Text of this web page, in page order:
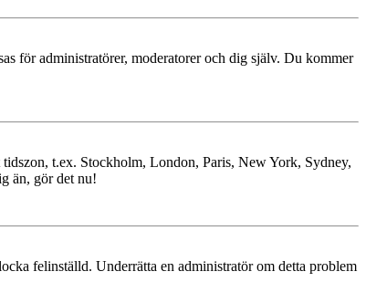
för administratörer, moderatorer och dig själv. Du kommer
t.ex. Stockholm, London, Paris, New York, Sydney,
än, gör det nu!
felinställd. Underrätta en administratör om detta problem